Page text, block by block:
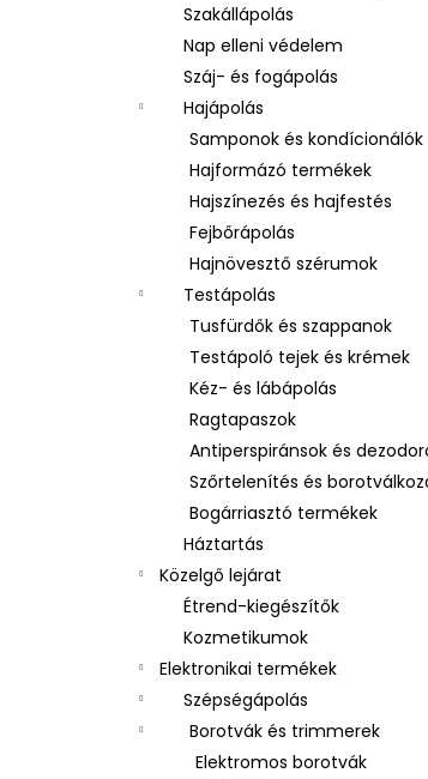
Szakállápolás
Nap elleni védelem
Száj- és fogápolás
Hajápolás
Samponok és kondícionálók
Hajformázó termékek
Hajszínezés és hajfestés
Fejbőrápolás
Hajnövesztő szérumok
Testápolás
Tusfürdők és szappanok
Testápoló tejek és krémek
Kéz- és lábápolás
Ragtapaszok
Antiperspiránsok és
Szőrtelenítés és
Bogárriasztó termékek
Háztartás
Közelgő lejárat
Étrend-kiegészítők
Kozmetikumok
Elektronikai termékek
Szépségápolás
Borotvák és trimmerek
Elektromos borotvák